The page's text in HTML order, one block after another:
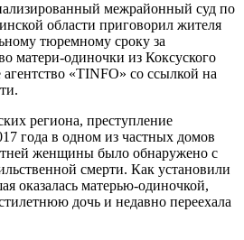
межрайонный суд по
области приговорил жителя
тюремному сроку за
матери-одиночки из Коксуского
агентство «TINFO» со ссылкой на
региона, преступление
года в одном из частных домов
женщины было обнаружено с
смерти. Как установили
оказалась матерью-одиночкой,
дочь и недавно переехала